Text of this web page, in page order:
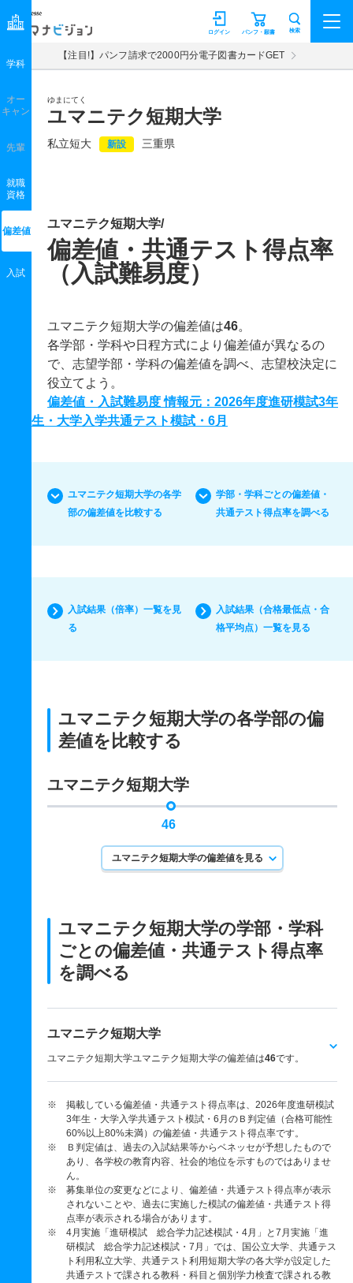
マナビジョン パンフ・願書
ログイン 検索
【注目!】パンフ請求で2000円分電子図書カードGET
ゆまにてく
ユマニテク短期大学
私立短大 新設 三重県
学科
オー
キャン
先輩
就職
資格
偏差値
入試
ユマニテク短期大学/
偏差値・共通テスト得点率
（入試難易度）
ユマニテク短期大学の偏差値は46。
各学部・学科や日程方式により偏差値が異なるの
で、志望学部・学科の偏差値を調べ、志望校決定に
役立てよう。
偏差値・入試難易度 情報元：2026年度進研模試3年
生・大学入学共通テスト模試・6月
ユマニテク短期大学の各学
部の偏差値を比較する
学部・学科ごとの偏差値・
共通テスト得点率を調べる
入試結果（倍率）一覧を見
る
入試結果（合格最低点・合
格平均点）一覧を見る
ユマニテク短期大学の各学部の偏
差値を比較する
ユマニテク短期大学
46
ユマニテク短期大学の偏差値を見る
ユマニテク短期大学の学部・学科
ごとの偏差値・共通テスト得点率
を調べる
ユマニテク短期大学
ユマニテク短期大学ユマニテク短期大学の偏差値は46です。
※ 掲載している偏差値・共通テスト得点率は、2026年度進研模試
3年生・大学入学共通テスト模試・6月のＢ判定値（合格可能性
60%以上80%未満）の偏差値・共通テスト得点率です。
※ Ｂ判定値は、過去の入試結果等からベネッセが予想したもので
あり、各学校の教育内容、社会的地位を示すものではありませ
ん。
※ 募集単位の変更などにより、偏差値・共通テスト得点率が表示
されないことや、過去に実施した模試の偏差値・共通テスト得
点率が表示される場合があります。
※ 4月実施「進研模試 総合学力記述模試・4月」と7月実施「進
研模試 総合学力記述模試・7月」では、国公立大学、共通テス
ト利用私立大学、共通テスト利用短期大学の各大学が設定した
共通テストで課される教科・科目と個別学力検査で課される教